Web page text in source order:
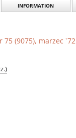
INFORMATION
75 (9075), marzec `72